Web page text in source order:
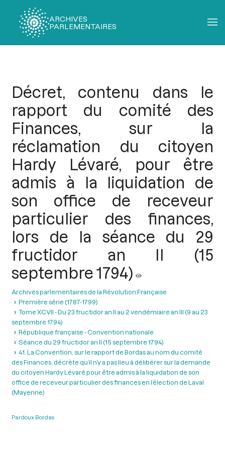
ARCHIVES
PARLEMENTAIRES
Décret, contenu dans le
rapport du comité des
Finances, sur la
réclamation du citoyen
Hardy Lévaré, pour être
admis à la liquidation de
son office de receveur
particulier des finances,
lors de la séance du 29
fructidor an II (15
septembre 1794)
Archives parlementaires de la Révolution Française
Première série (1787-1799)
Tome XCVII - Du 23 fructidor an II au 2 vendémiaire an III (9 au 23
septembre 1794)
République française - Convention nationale
Séance du 29 fructidor an II (15 septembre 1794)
41. La Convention, sur le rapport de Bordas au nom du comité
des Finances, décrète qu’il n’y a pas lieu à délibérer sur la demande
du citoyen Hardy Lévaré pour être admis à la liquidation de son
office de receveur particulier des finances en l’élection de Laval
(Mayenne)
Pardoux Bordas